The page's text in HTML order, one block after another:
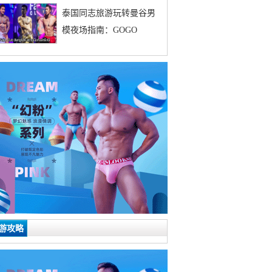
泰国同志旅游玩转曼谷男
模夜场指南：GOGO
攻略